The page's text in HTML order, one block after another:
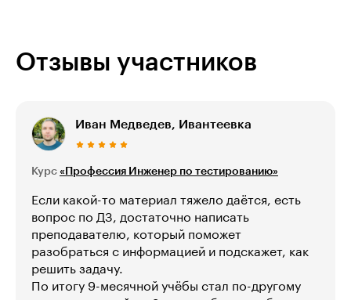
Отзывы участников
Иван Медведев, Ивантеевка
Курс «Профессия Инженер по тестированию»
Если какой-то материал тяжело даётся, есть
вопрос по ДЗ, достаточно написать
преподавателю, который поможет
разобраться с информацией и подскажет, как
решить задачу.
По итогу 9-месячной учёбы стал по-другому